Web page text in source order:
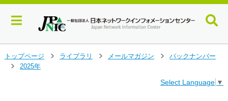
トップページ
ライブラリ
メールマガジン
バックナンバー
2025年
Select Language ▼